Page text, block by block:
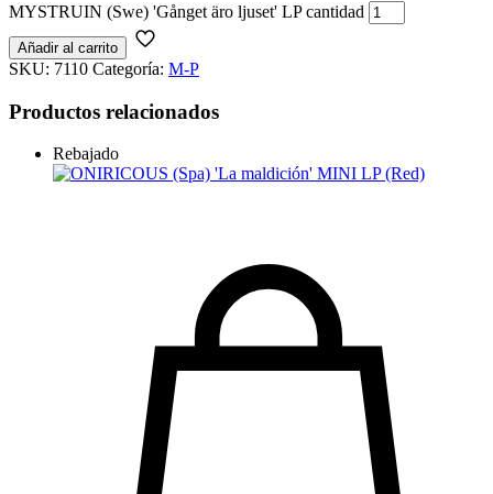
MYSTRUIN (Swe) 'Gånget äro ljuset' LP cantidad
Añadir al carrito
SKU: 7110 Categoría: M-P
Productos relacionados
Rebajado